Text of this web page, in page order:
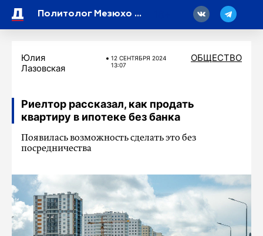
Политолог Мезюхо оценил вероятность того, что США и Украина согласуют удары вглубь России
Юлия
Лазовская
12 СЕНТЯБРЯ 2024
13:07
ОБЩЕСТВО
Риелтор рассказал, как продать
квартиру в ипотеке без банка
Появилась возможность сделать это без
посредничества